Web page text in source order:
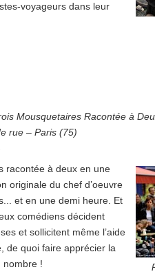
voyageurs dans leur
Mousquetaires Racontée à
rue – Paris (75)
racontée à deux en une
originale du chef d’oeuvre
et en une demi heure. Et
comédiens décident
et sollicitent même l’aide
de quoi faire apprécier la
nombre !